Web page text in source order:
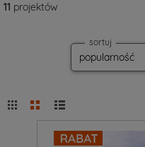
11 projektów
sortuj